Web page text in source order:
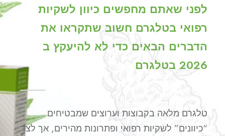
לפני שאתם מחפשים כיוון לשקיות
רפואי בטלגרם חשוב שתקראו את
הדברים הבאים כדי לא להיעקץ ב
2026 בטלגרם
טלגרם מלאה בקבוצות וערוצים שמבטיחים
“כיוונים” לשקיות רפואי ופתרונות מהירים, אך לצד